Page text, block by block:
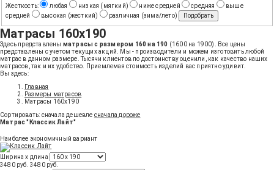
Жесткость:
любая низкая (мягкий) ниже средней средняя
выше
средней
высокая (жесткий) различная (зима/лето) Подобрать
Матрасы 160х190
Здесь представлены матрасы с размером 160 на 190 (1600 на 1900). Все цены
представлены с учетом текущих акций. Мы - производители и можем изготовить любой
матрас в данном размере. Тысячи клиентов по достоинству оценили, как качество наших
матрасов, так и их удобство. Приемлемая стоимость изделий вас приятно удивит.
Вы здесь:
Главная
Размеры матрасов
Матрасы 160x190
Сортировать: сначала дешевле сначала дороже
Матрас "Классик Лайт"
Наиболее экономичный вариант
Ширина х длина
3480 руб. 3480 руб.